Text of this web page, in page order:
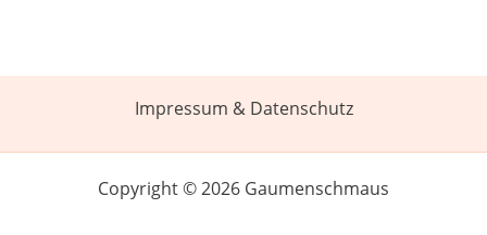
Impressum & Datenschutz
Copyright © 2026 Gaumenschmaus